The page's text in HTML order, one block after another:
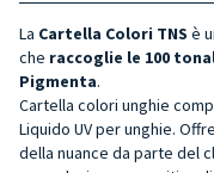
La Cartella Colori TNS è
che raccoglie le 100
Pigmenta.
Cartella colori unghie
Liquido UV per unghie.
della nuance da parte del